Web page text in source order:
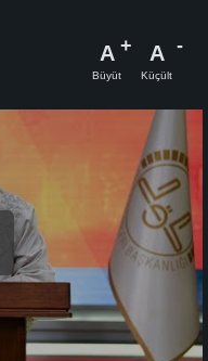
A
Büyüt
A
Küçült